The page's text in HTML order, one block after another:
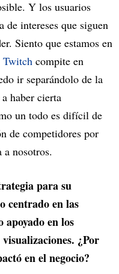
Y los usuarios
intereses que siguen
Siento que estamos en
Twitch compite en
ir separándolo de la
haber cierta
un todo es difícil de
de competidores por
a nosotros.
para su
centrado en las
apoyado en los
¿Por
en el negocio?